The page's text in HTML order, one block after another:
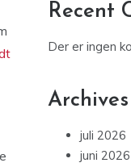
Recent
Der er ingen
Archives
juli 2026
juni 2026